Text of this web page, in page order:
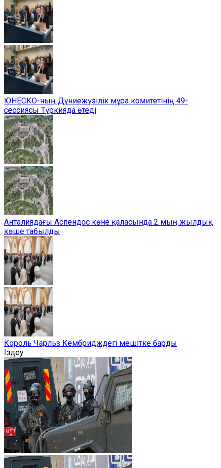
ЮНЕСКО-ның Дүниежүзілік мұра комитетінің 49-
сессиясы Түркияда өтеді
Анталиядағы Аспендос көне қаласында 2 мың жылдық
көше табылды
Король Чарльз Кембридждегі мешітке барды
Іздеу